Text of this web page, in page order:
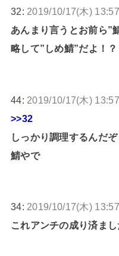
32: 2019/10/17(木)
あんまり言うとお前ら”
略して”しめ鯖”だよ！？
44: 2019/10/17(木)
>>32
しっかり調理するんだ
鯖やで
34: 2019/10/17(木)
これアンチの成り済ま